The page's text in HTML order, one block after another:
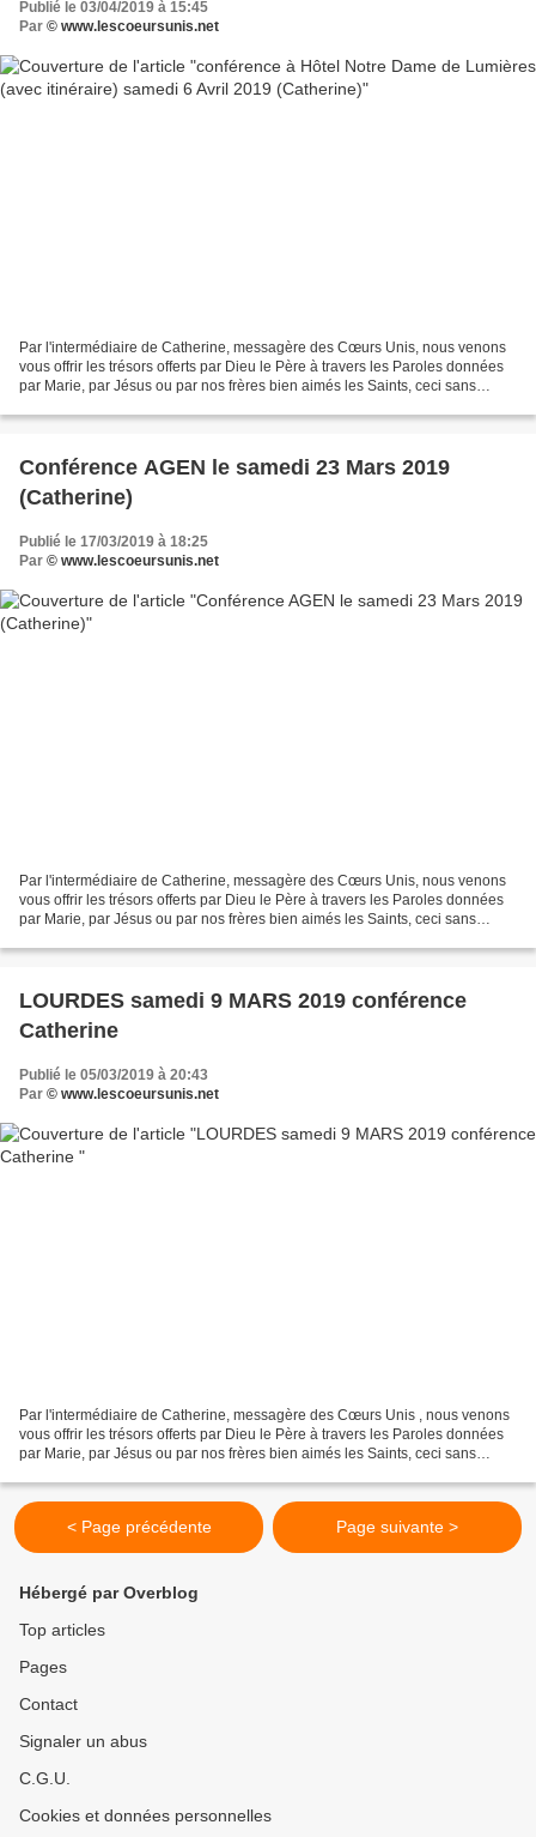
Publié le 03/04/2019 à 15:45
Par © www.lescoeursunis.net
Par l'intermédiaire de Catherine, messagère des Cœurs Unis, nous venons
vous offrir les trésors offerts par Dieu le Père à travers les Paroles données
par Marie, par Jésus ou par nos frères bien aimés les Saints, ceci sans
Conférence AGEN le samedi 23 Mars 2019
(Catherine)
Publié le 17/03/2019 à 18:25
Par © www.lescoeursunis.net
Par l'intermédiaire de Catherine, messagère des Cœurs Unis, nous venons
vous offrir les trésors offerts par Dieu le Père à travers les Paroles données
par Marie, par Jésus ou par nos frères bien aimés les Saints, ceci sans
LOURDES samedi 9 MARS 2019 conférence
Catherine
Publié le 05/03/2019 à 20:43
Par © www.lescoeursunis.net
Par l'intermédiaire de Catherine, messagère des Cœurs Unis , nous venons
vous offrir les trésors offerts par Dieu le Père à travers les Paroles données
par Marie, par Jésus ou par nos frères bien aimés les Saints, ceci sans
< Page précédente Page suivante >
Hébergé par Overblog
Top articles
Pages
Contact
Signaler un abus
C.G.U.
Cookies et données personnelles